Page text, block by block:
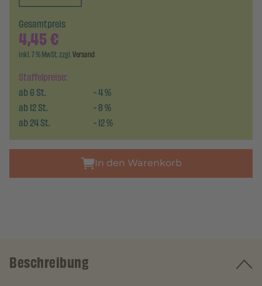
Staffelpreise:
ab6St. -4%
ab12St. -8%
ab24St. -12%
Gesamtpreis
4,45€
inkl. 7 % MwSt. zzgl.Versand
In den Warenkorb
Beschreibung